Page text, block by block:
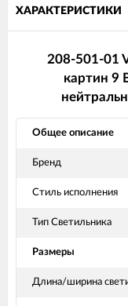
ХАРАКТЕРИСТИКИ
208-501-01
картин 9
Общее описание
Бренд
Стиль исполнения
Тип Светильника
Размеры
Длина/ширина